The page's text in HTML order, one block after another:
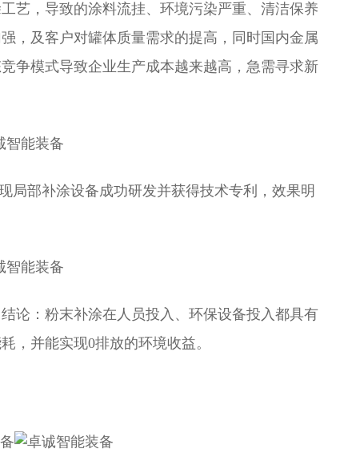
艺，导致的涂料流挂、环境污染严重、清洁保养
，及客户对罐体质量需求的提高，同时国内金属
争模式导致企业生产成本越来越高，急需寻求新
局部补涂设备成功研发并获得技术专利，效果明
论：粉末补涂在人员投入、环保设备投入都具有
，并能实现0排放的环境收益。